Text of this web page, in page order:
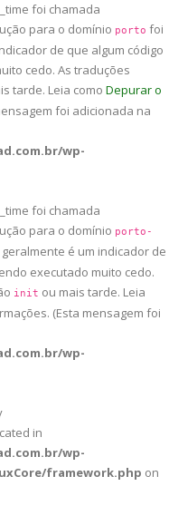
foi chamada
para o domínio porto foi
de que algum código
cedo. As traduções
tarde. Leia como Depurar o
foi adicionada na
wp-
foi chamada
para o domínio porto-
é um indicador de
executado muito cedo.
init ou mais tarde. Leia
(Esta mensagem foi
wp-
in
wp-
framework.php on